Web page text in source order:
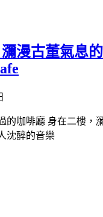
瀰漫古董氣息
的咖啡廳 身在二樓，
沈醉的音樂